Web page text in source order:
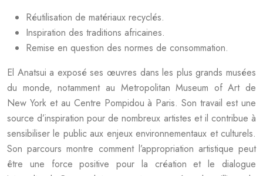
Réutilisation de matériaux recyclés.
Inspiration des traditions africaines.
Remise en question des normes de consommation.
El Anatsui a exposé ses œuvres dans les plus grands musées
du monde, notamment au Metropolitan Museum of Art de
New York et au Centre Pompidou à Paris. Son travail est une
source d’inspiration pour de nombreux artistes et il contribue à
sensibiliser le public aux enjeux environnementaux et culturels.
Son parcours montre comment l’appropriation artistique peut
être une force positive pour la création et le dialogue